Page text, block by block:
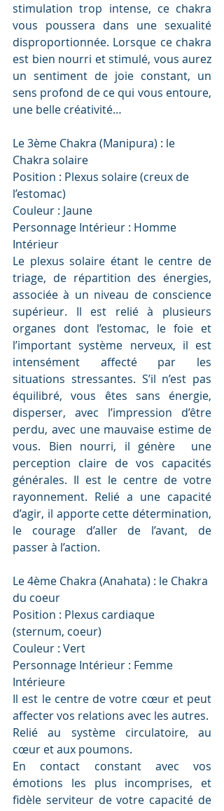
stimulation trop intense, ce chakra
vous poussera dans une sexualité
disproportionnée. Lorsque ce chakra
est bien nourri et stimulé, vous aurez
un sentiment de joie constant, un
sens profond de ce qui vous entoure,
une belle créativité…
Le 3ème Chakra (Manipura) : le
Chakra solaire
Position : Plexus solaire (creux de
l’estomac)
Couleur : Jaune
Personnage Intérieur : Homme
Intérieur
Le plexus solaire étant le centre de
triage, de répartition des énergies,
associée à un niveau de conscience
supérieur. Il est relié à plusieurs
organes dont l’estomac, le foie et
l’important système nerveux, il est
intensément affecté par les
situations stressantes. S’il n’est pas
équilibré, vous êtes sans énergie,
disperser, avec l’impression d’être
perdu, avec une mauvaise estime de
vous. Bien nourri, il génère  une
perception claire de vos capacités
générales. Il est le centre de votre
rayonnement. Relié a une capacité
d’agir, il apporte cette détermination,
le courage d’aller de l’avant, de
passer à l’action.
Le 4ème Chakra (Anahata) : le Chakra
du coeur
Position : Plexus cardiaque
(sternum, coeur)
Couleur : Vert
Personnage Intérieur : Femme
Intérieure
Il est le centre de votre cœur et peut
affecter vos relations avec les autres.
Relié au système circulatoire, au
cœur et aux poumons.
En contact constant avec vos
émotions les plus incomprises, et
fidèle serviteur de votre capacité de